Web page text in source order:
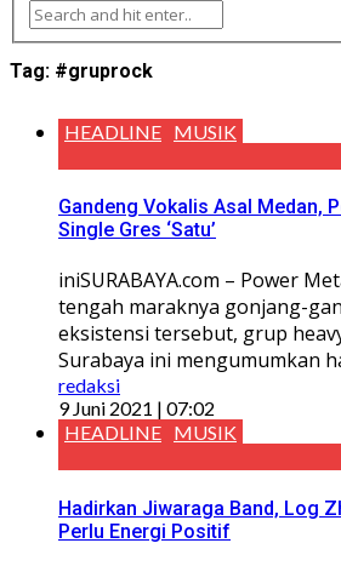
Tag: #gruprock
HEADLINE MUSIK
Gandeng Vokalis Asal Medan,
Single Gres ‘Satu’
iniSURABAYA.com – Power
tengah maraknya gonjang-
eksistensi tersebut, grup
Surabaya ini mengumumkan
redaksi
9 Juni 2021 | 07:02
HEADLINE MUSIK
Hadirkan Jiwaraga Band, Log
Perlu Energi Positif